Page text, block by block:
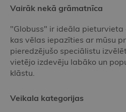
Vairāk nekā grāmatnīca
"Globuss" ir ideāla
kas vēlas iepazīties ar mūsu
pieredzējušo speciālistu
vietējo izdevēju labāko un
klāstu.
Veikala kategorijas